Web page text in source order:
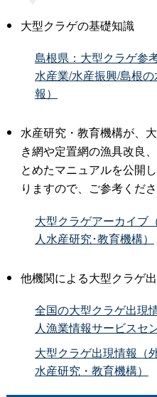
大型クラゲの基礎知識
島根県：大型クラゲ参
水産業/水産振興/島根
報）
水産研究・教育機構が、
き網や定置網の漁具改良
とめたマニュアルを公開
りますので、ご参考くださ
大型クラゲアーカイブ
人水産研究･教育機構）
他機関による大型クラゲ
全国の大型クラゲ出現
人漁業情報サービスセ
大型クラゲ出現情報（
水産研究・教育機構）